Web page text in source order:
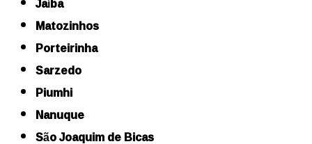
Matozinhos
Porteirinha
Sarzedo
Piumhi
Nanuque
São Joaquim de Bicas